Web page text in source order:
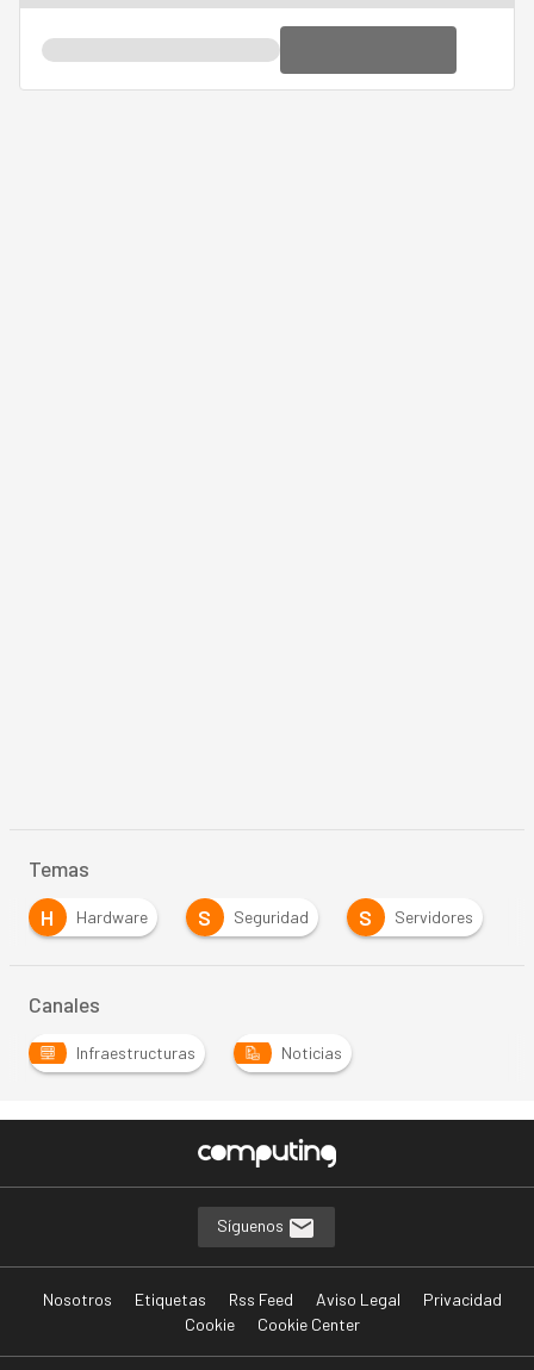
Temas
H
Hardware S Seguridad S Servidores
Canales
Infraestructuras Noticias
Síguenos
Nosotros Etiquetas Rss Feed Aviso Legal
Privacidad
Cookie
Cookie Center